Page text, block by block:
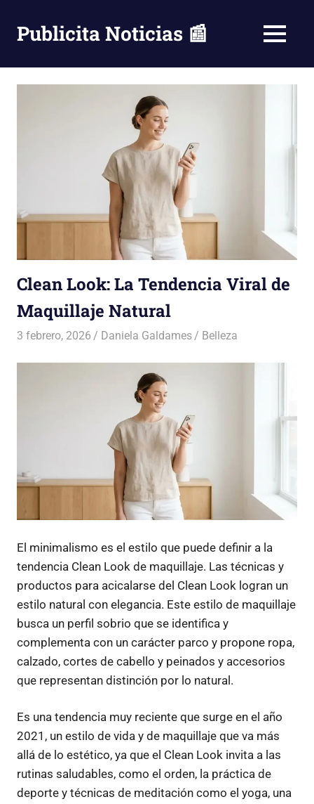
contenido
Publicita Noticias 📰 MENÚ
Clean Look: La Tendencia Viral de
Maquillaje Natural
3 febrero, 2026 Daniela Galdames Belleza
El minimalismo es el estilo que puede definir a la
tendencia Clean Look de maquillaje. Las técnicas y
productos para acicalarse del Clean Look logran un
estilo natural con elegancia. Este estilo de maquillaje
busca un perfil sobrio que se identifica y
complementa con un carácter parco y propone ropa,
calzado, cortes de cabello y peinados y accesorios
que representan distinción por lo natural.
Es una tendencia muy reciente que surge en el año
2021, un estilo de vida y de maquillaje que va más
allá de lo estético, ya que el Clean Look invita a las
rutinas saludables, como el orden, la práctica de
deporte y técnicas de meditación como el yoga, una